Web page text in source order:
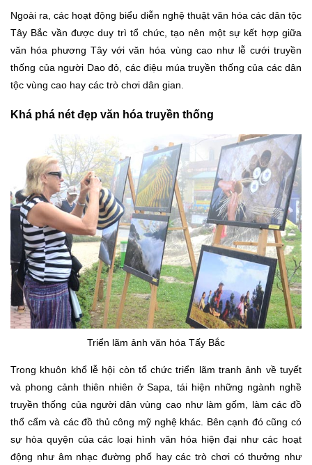
Ngoài ra, các hoạt động biểu diễn nghệ thuật văn hóa các dân tộc
Tây Bắc vần được duy trì tổ chức, tạo nên một sự kết hợp giữa
văn hóa phương Tây với văn hóa vùng cao như lễ cưới truyền
thống của người Dao đỏ, các điệu múa truyền thống của các dân
tộc vùng cao hay các trò chơi dân gian.
Khá phá nét đẹp văn hóa truyền thống
Triển lãm ảnh văn hóa Tấy Bắc
Trong khuôn khổ lễ hội còn tổ chức triển lãm tranh ảnh về tuyết
và phong cảnh thiên nhiên ở Sapa, tái hiện những ngành nghề
truyền thống của người dân vùng cao như làm gốm, làm các đồ
thổ cẩm và các đồ thủ công mỹ nghệ khác. Bên cạnh đó cũng có
sự hòa quyện của các loại hình văn hóa hiện đại như các hoạt
động như âm nhạc đường phố hay các trò chơi có thưởng như